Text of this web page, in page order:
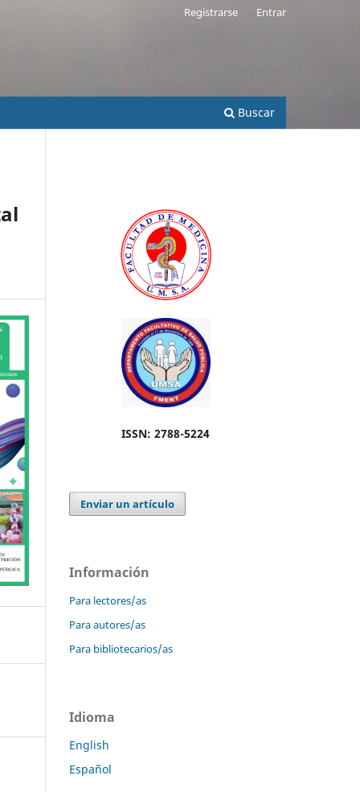
Buscar
Registrarse Entrar
ISSN: 2788-5224
Enviar un artículo
Información
Para lectores/as
Para autores/as
Para bibliotecarios/as
Idioma
English
Español